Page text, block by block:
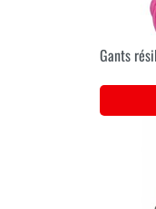
Gants